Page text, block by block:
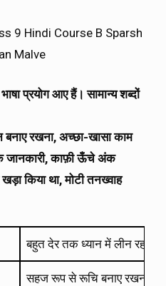
9 Hindi Course B Sparsh
Malve
प्रयोग आए हैं। सामान्य शब्दों
बनाए रखना, अच्छा-खासा काम
जानकारी, काफ़ी ऊँचे अंक
किया था, मोटी तनख्वाह
बहुत देर तक ध्यान में लीन रहते।
सहज रूप से रूचि बनाए रखना।